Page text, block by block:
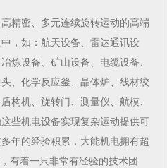
精密、多元连续旋转运动的高端
，如：航天设备、雷达通讯设
炼设备、矿山设备、电缆设备、
、化学反应釜、晶体炉、线材绞
构机、旋转门、测量仪、航模、
些机电设备实现复杂运动提供可
年的经验积累，大能机电拥有超
有着一只非常有经验的技术团